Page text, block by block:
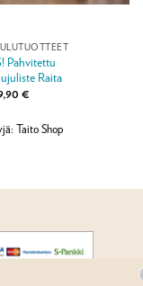
Pahvitettu
Raita
€.
€Nykyinen
19,90 €.
Taito Shop